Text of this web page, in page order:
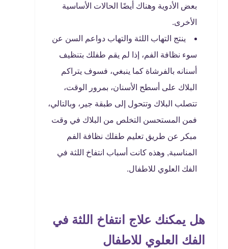
بعض الأدوية وهناك أيضًا الحالات الأساسية
الأخرى.
ينتج التهاب اللثة والتهاب دواعم السن عن
سوء نظافة الفم، إذا لم يقم طفلك بتنظيف
أسنانه بالفرشاة كما ينبغي، فسوف يتراكم
البلاك على أسطح الأسنان، بمرور الوقت،
تتصلب البلاك وتتحول إلى طبقة جير، وبالتالي،
فمن المستحسن التخلص من البلاك في وقت
مبكر عن طريق تعليم طفلك نظافة الفم
المناسبة, وهذه كانت أسباب انتفاخ اللثة في
الفك العلوي للاطفال.
هل يمكنك علاج انتفاخ اللثة في
الفك العلوي للاطفال